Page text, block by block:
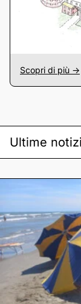
Scopri di più ->
Ultime